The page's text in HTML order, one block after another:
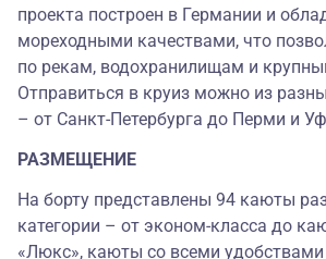
проекта построен в Германии и
мореходными качествами, что
по рекам, водохранилищам и
Отправиться в круиз можно из
– от Санкт-Петербурга до Перми и
РАЗМЕЩЕНИЕ
На борту представлены 94 каюты
категории – от эконом-класса до
«Люкс», каюты со всеми удобствами